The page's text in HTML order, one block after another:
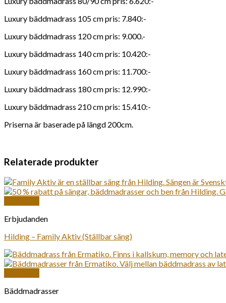
Luxury bäddmadrass 105 cm pris: 7.840:-
Luxury bäddmadrass 120 cm pris: 9.000.-
Luxury bäddmadrass 140 cm pris: 10.420:-
Luxury bäddmadrass 160 cm pris: 11.700:-
Luxury bäddmadrass 180 cm pris: 12.990:-
Luxury bäddmadrass 210 cm pris: 15.410:-
Priserna är baserade på längd 200cm.
Relaterade produkter
Erbjudanden
Hilding – Family Aktiv (Ställbar säng)
Bäddmadrasser